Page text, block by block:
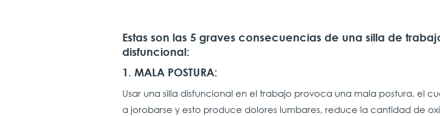
Estas son las 5 graves consecuencias de una silla de
disfuncional:
1. MALA POSTURA:
Usar una silla disfuncional en el trabajo provoca una mala postura, el
a jorobarse y esto produce dolores lumbares, reduce la cantidad de